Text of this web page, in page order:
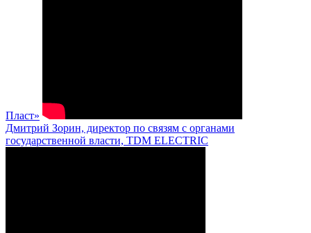
Пласт»
Дмитрий Зорин, директор по связям с органами
государственной власти, TDM ELECTRIC